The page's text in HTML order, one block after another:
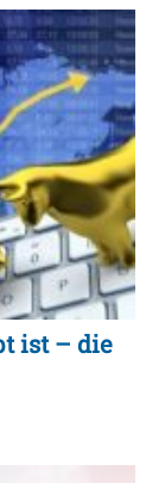
ist – die